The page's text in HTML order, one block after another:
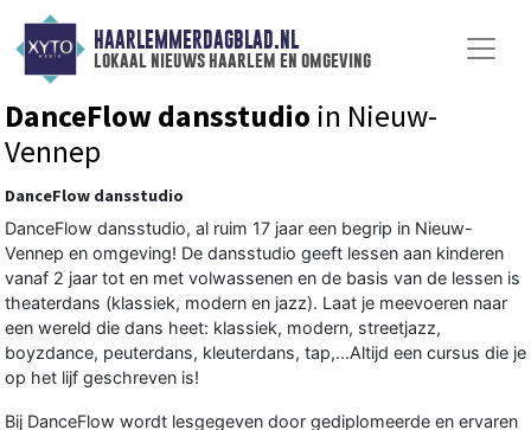
HAARLEMMERDAGBLAD.NL
lokaal nieuws haarlem en omgeving
DanceFlow dansstudio in Nieuw-
Vennep
DanceFlow dansstudio
DanceFlow dansstudio, al ruim 17 jaar een begrip in Nieuw-
Vennep en omgeving! De dansstudio geeft lessen aan kinderen
vanaf 2 jaar tot en met volwassenen en de basis van de lessen is
theaterdans (klassiek, modern en jazz). Laat je meevoeren naar
een wereld die dans heet: klassiek, modern, streetjazz,
boyzdance, peuterdans, kleuterdans, tap,...Altijd een cursus die je
op het lijf geschreven is!
Bij DanceFlow wordt lesgegeven door gediplomeerde en ervaren